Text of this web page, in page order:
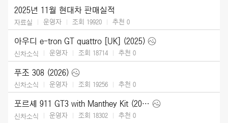
2025년 11월 현대차 판매실적
자료실 운영자 조회 19920 추천 0
아우디 e-tron GT quattro [UK] (2025)
신차소식 운영자 조회 18714 추천 0
푸조 308 (2026)
신차소식 운영자 조회 19256 추천 0
포르셰 911 GT3 with Manthey Kit (2026)
신차소식 운영자 조회 18302 추천 0